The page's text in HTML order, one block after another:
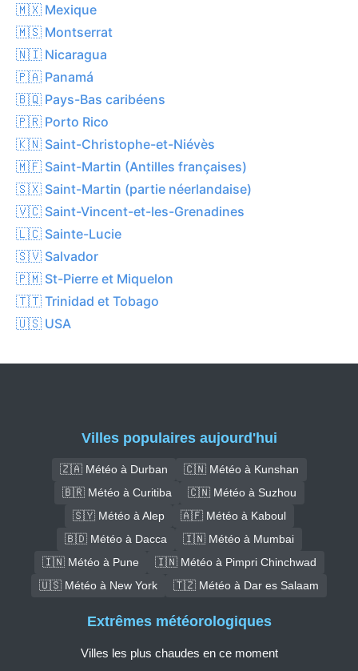
🇲🇽 Mexique
🇲🇸 Montserrat
🇳🇮 Nicaragua
🇵🇦 Panamá
🇧🇶 Pays-Bas caribéens
🇵🇷 Porto Rico
🇰🇳 Saint-Christophe-et-Niévès
🇲🇫 Saint-Martin (Antilles françaises)
🇸🇽 Saint-Martin (partie néerlandaise)
🇻🇨 Saint-Vincent-et-les-Grenadines
🇱🇨 Sainte-Lucie
🇸🇻 Salvador
🇵🇲 St-Pierre et Miquelon
🇹🇹 Trinidad et Tobago
🇺🇸 USA
Villes populaires aujourd'hui
🇿🇦 Météo à Durban
🇨🇳 Météo à Kunshan
🇧🇷 Météo à Curitiba
🇨🇳 Météo à Suzhou
🇸🇾 Météo à Alep
🇦🇫 Météo à Kaboul
🇧🇩 Météo à Dacca
🇮🇳 Météo à Mumbai
🇮🇳 Météo à Pune
🇮🇳 Météo à Pimpri Chinchwad
🇺🇸 Météo à New York
🇹🇿 Météo à Dar es Salaam
Extrêmes météorologiques
Villes les plus chaudes en ce moment